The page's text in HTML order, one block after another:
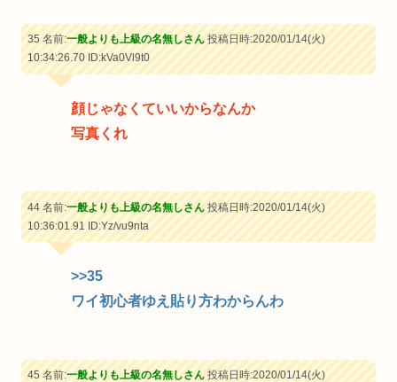
35 名前:一般よりも上級の名無しさん投稿日時:2020/01/14(火)
10:34:26.70ID:kVa0Vl9t0
顔じゃなくていいからなんか
写真くれ
44 名前:一般よりも上級の名無しさん投稿日時:2020/01/14(火)
10:36:01.91ID:Yz/vu9nta
>>35
ワイ初心者ゆえ貼り方わからんわ
45 名前:一般よりも上級の名無しさん投稿日時:2020/01/14(火)